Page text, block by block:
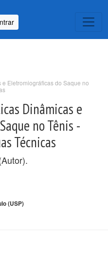
Eletromiográficas do Saque no
Dinâmicas e
no Tênis -
Técnicas
(USP)